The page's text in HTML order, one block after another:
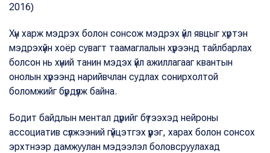
2016)
Хүн харж мэдрэх болон сонсож мэдрэх үйл явцыг хүртэн
мэдрэхүйн хоёр сувагт таамаглалын хүрээнд тайлбарлах
болсон нь хүний танин мэдэх үйл ажиллагааг квантын
онолын хүрээнд нарийвчлан судлах сонирхолтой
боломжийг бүрдүүлж байна.
Бодит байдлын ментал дүрийг бүтээхэд нейроны
ассоциатив сүлжээний гүйцэтгэх үүрэг, харах болон сонсох
эрхтнээр дамжуулан мэдээлэл боловсруулахад